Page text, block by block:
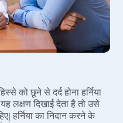
को छूने से दर्द होना हर्निया
लक्षण दिखाई देता है तो उसे
हर्निया का निदान करने के